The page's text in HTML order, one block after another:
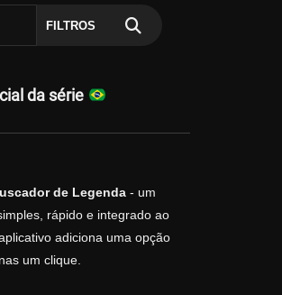
FILTROS
da série
de Legenda- um
rápido e integrado ao
adiciona uma opção
um clique.